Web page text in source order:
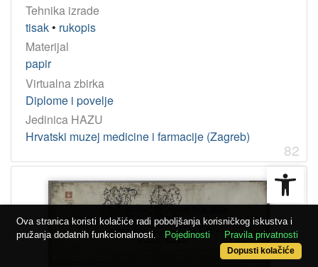
Tehnika izrade
tisak • rukopis
Materijal
papir
Virtualna zbirka
Diplome i povelje
Jedinica HAZU
Hrvatski muzej medicine i farmacije (Zagreb)
82
Ova stranica koristi kolačiće radi poboljšanja korisničkog iskustva i
pružanja dodatnih funkcionalnosti.
Pojedinosti Pravila privatnosti
Dopusti kolačiće